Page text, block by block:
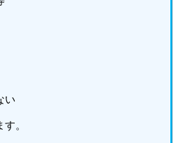
い
。